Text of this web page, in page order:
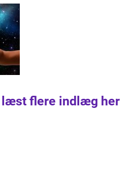
læst flere indlæg her